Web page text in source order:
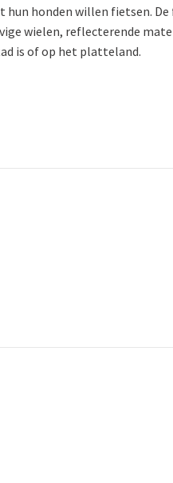
honden willen fietsen.
wielen, reflecterende
is of op het platteland.